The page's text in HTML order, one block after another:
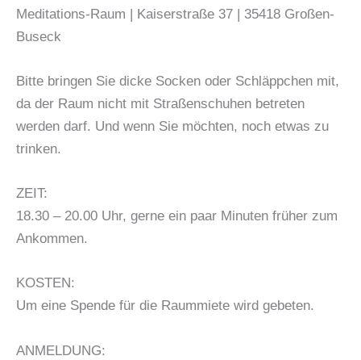
Meditations-Raum | Kaiserstraße 37 | 35418 Großen-
Buseck
Bitte bringen Sie dicke Socken oder Schläppchen mit,
da der Raum nicht mit Straßenschuhen betreten
werden darf. Und wenn Sie möchten, noch etwas zu
trinken.
ZEIT:
18.30 – 20.00 Uhr, gerne ein paar Minuten früher zum
Ankommen.
KOSTEN:
Um eine Spende für die Raummiete wird gebeten.
ANMELDUNG: